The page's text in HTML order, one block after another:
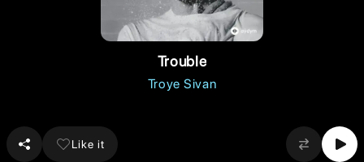
Trouble
Troye Sivan
Like it